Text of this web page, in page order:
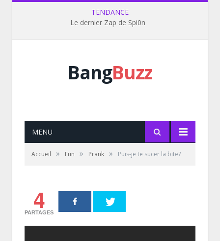
TENDANCE
Le dernier Zap de Spi0n
BangBuzz
MENU
Accueil » Fun » Prank » Puis-je te sucer la bite?
4
PARTAGES